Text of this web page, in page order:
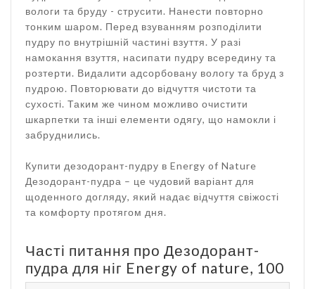
вологи та бруду - струсити. Нанести повторно
тонким шаром. Перед взуванням розподілити
пудру по внутрішній частині взуття. У разі
намокання взуття, насипати пудру всередину та
розтерти. Видалити адсорбовану вологу та бруд з
пудрою. Повторювати до відчуття чистоти та
сухості. Таким же чином можливо очистити
шкарпетки та інші елементи одягу, що намокли і
забруднились.
Купити дезодорант-пудру в Energy of Nature
Дезодорант-пудра – це чудовий варіант для
щоденного догляду, який надає відчуття свіжості
та комфорту протягом дня.
Часті питання про Дезодорант-
пудра для ніг Energy of nature, 100